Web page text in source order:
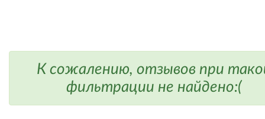
К сожалению, отзывов при
фильтрации не найдено:(